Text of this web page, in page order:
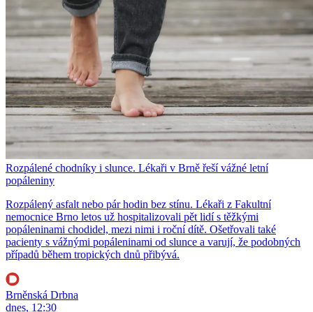
Rozpálené chodníky i slunce. Lékaři v Brně řeší vážné letní
popáleniny
Rozpálený asfalt nebo pár hodin bez stínu. Lékaři z Fakultní
nemocnice Brno letos už hospitalizovali pět lidí s těžkými
popáleninami chodidel, mezi nimi i roční dítě. Ošetřovali také
pacienty s vážnými popáleninami od slunce a varují, že podobných
případů během tropických dnů přibývá.
Brněnská Drbna
dnes, 12:30